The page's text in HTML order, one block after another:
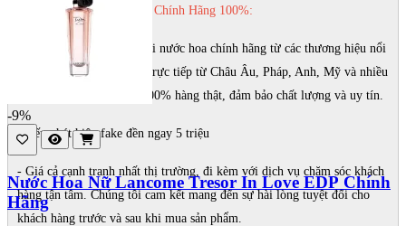
MAIKA SHOP Nước Hoa Chính Hãng 100%:
- Chuyên cung cấp các loại nước hoa chính hãng từ các thương hiệu nổi
tiếng thế giới, nhập khẩu trực tiếp từ Châu Âu, Pháp, Anh, Mỹ và nhiều
quốc gia khác. Cam kết 100% hàng thật, đảm bảo chất lượng và uy tín.
- Nếu phát hiện fake đền ngay 5 triệu
- Giá cả cạnh tranh nhất thị trường, đi kèm với dịch vụ chăm sóc khách
hàng tận tâm. Chúng tôi cam kết mang đến sự hài lòng tuyệt đối cho
khách hàng trước và sau khi mua sản phẩm.
-9%
Nước Hoa Nữ Lancome Tresor In Love EDP Chính
Hãng